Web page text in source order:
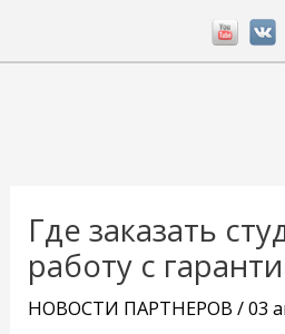
Где заказать
работу с
НОВОСТИ ПАРТНЕРОВ /03
записям